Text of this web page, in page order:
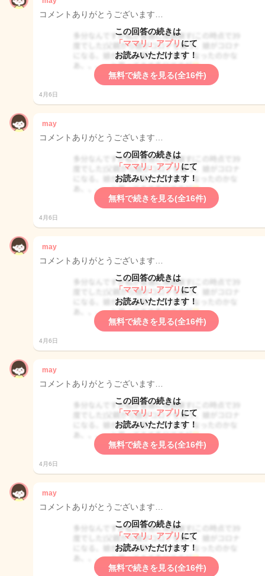
コメントありがとうございます…
この回答の続きは
「ママリ」アプリ にて
お読みいただけます！
無料で続きを見る(全16件)
4月6日
may
コメントありがとうございます…
この回答の続きは
「ママリ」アプリ にて
お読みいただけます！
無料で続きを見る(全16件)
4月6日
may
コメントありがとうございます…
この回答の続きは
「ママリ」アプリ にて
お読みいただけます！
無料で続きを見る(全16件)
4月6日
may
コメントありがとうございます…
この回答の続きは
「ママリ」アプリ にて
お読みいただけます！
無料で続きを見る(全16件)
4月6日
may
コメントありがとうございます…
この回答の続きは
「ママリ」アプリ にて
お読みいただけます！
無料で続きを見る(全16件)